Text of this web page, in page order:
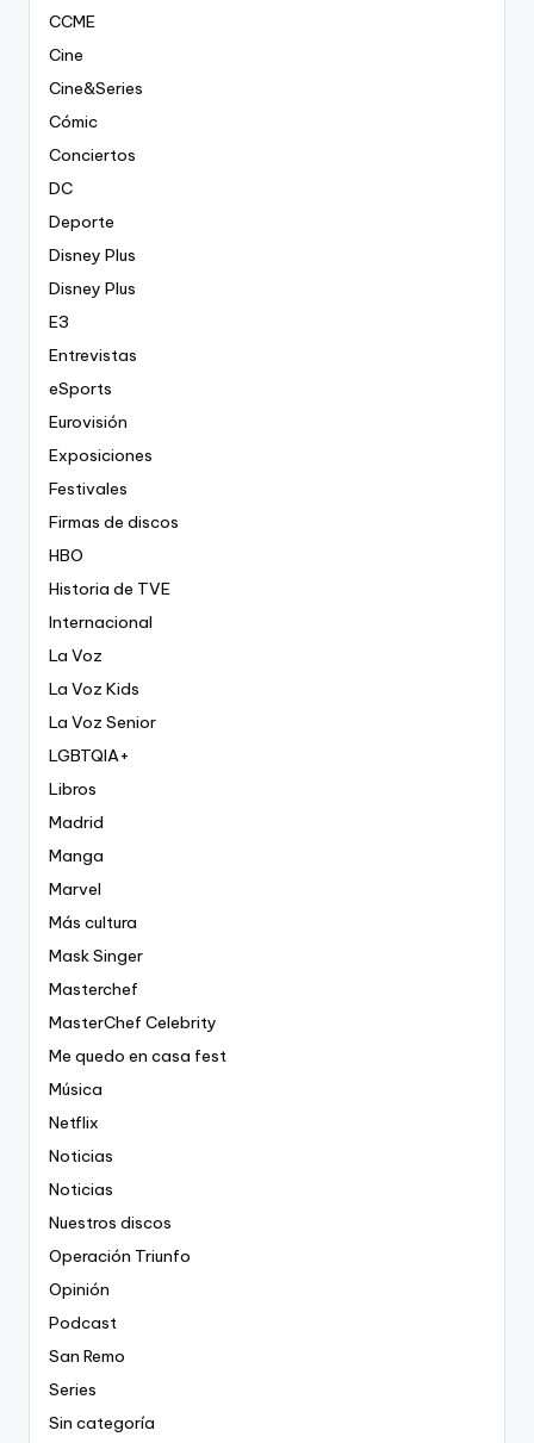
CCME
Cine
Cine&Series
Cómic
Conciertos
DC
Deporte
Disney Plus
Disney Plus
E3
Entrevistas
eSports
Eurovisión
Exposiciones
Festivales
Firmas de discos
HBO
Historia de TVE
Internacional
La Voz
La Voz Kids
La Voz Senior
LGBTQIA+
Libros
Madrid
Manga
Marvel
Más cultura
Mask Singer
Masterchef
MasterChef Celebrity
Me quedo en casa fest
Música
Netflix
Noticias
Noticias
Nuestros discos
Operación Triunfo
Opinión
Podcast
San Remo
Series
Sin categoría